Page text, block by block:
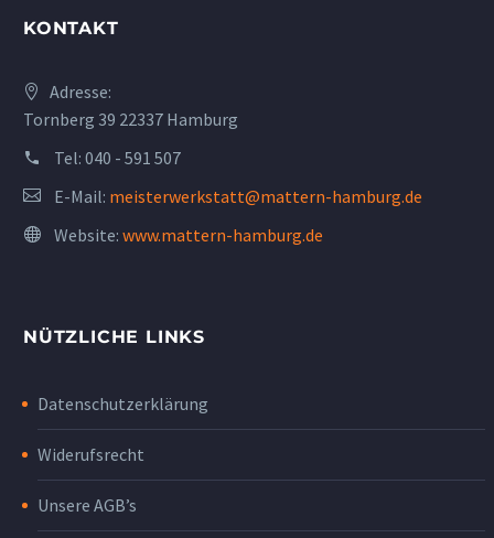
KONTAKT
Adresse:
Tornberg 39 22337 Hamburg
Tel: 040 - 591 507
E-Mail: meisterwerkstatt@mattern-hamburg.de
Website: www.mattern-hamburg.de
NÜTZLICHE LINKS
Datenschutzerklärung
Widerufsrecht
Unsere AGB’s